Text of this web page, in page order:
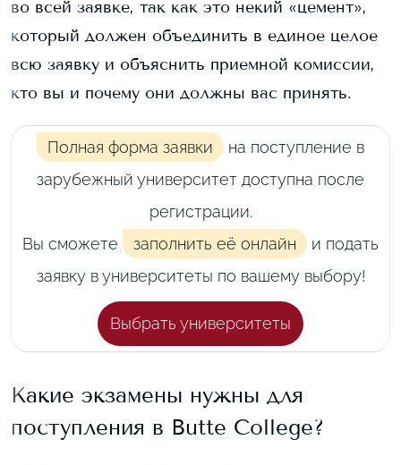
во всей заявке, так как это некий «цемент»,
который должен объединить в единое целое
всю заявку и объяснить приемной комиссии,
кто вы и почему они должны вас принять.
Полная форма заявки
на поступление в
зарубежный университет доступна после
регистрации.
Вы сможете
заполнить её онлайн
и подать
заявку в университеты по вашему выбору!
Выбрать университеты
Какие экзамены нужны для
поступления в Butte College?